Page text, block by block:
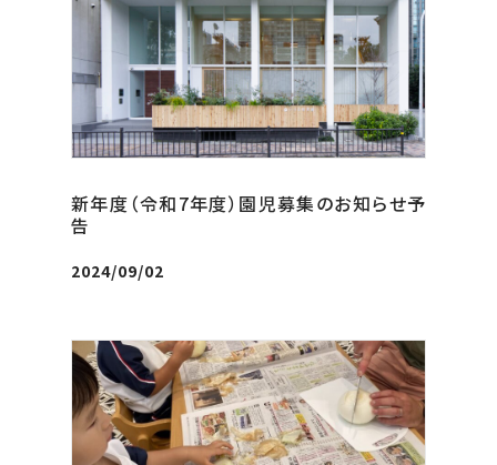
新年度（令和7年度）園児募集のお知らせ予
告
2024/09/02